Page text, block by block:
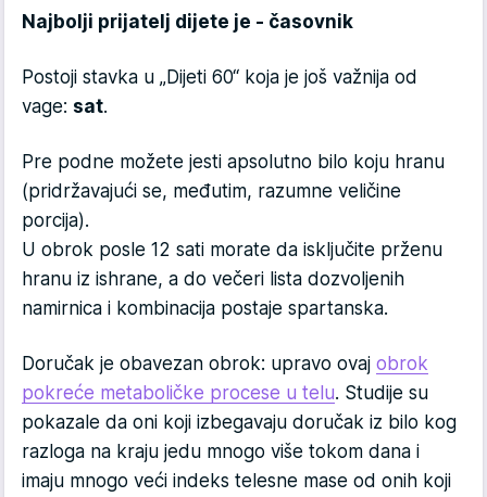
Najbolji prijatelj dijete je - časovnik
Postoji stavka u „Dijeti 60“ koja je još važnija od
vage: sat.
Pre podne možete jesti apsolutno bilo koju hranu
(pridržavajući se, međutim, razumne veličine
porcija).
U obrok posle 12 sati morate da isključite prženu
hranu iz ishrane, a do večeri lista dozvoljenih
namirnica i kombinacija postaje spartanska.
Doručak je obavezan obrok: upravo ovaj obrok
pokreće metaboličke procese u telu. Studije su
pokazale da oni koji izbegavaju doručak iz bilo kog
razloga na kraju jedu mnogo više tokom dana i
imaju mnogo veći indeks telesne mase od onih koji